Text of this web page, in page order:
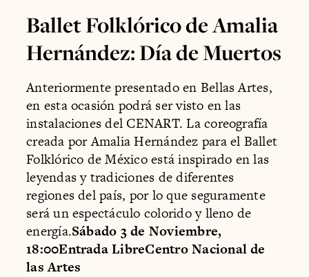
Ballet Folklórico de Amalia
Hernández: Día de Muertos
Anteriormente presentado en Bellas Artes,
en esta ocasión podrá ser visto en las
instalaciones del CENART. La coreografía
creada por Amalia Hernández para el Ballet
Folklórico de México está inspirado en las
leyendas y tradiciones de diferentes
regiones del país, por lo que seguramente
será un espectáculo colorido y lleno de
energía.Sábado 3 de Noviembre,
18:00Entrada LibreCentro Nacional de
las Artes